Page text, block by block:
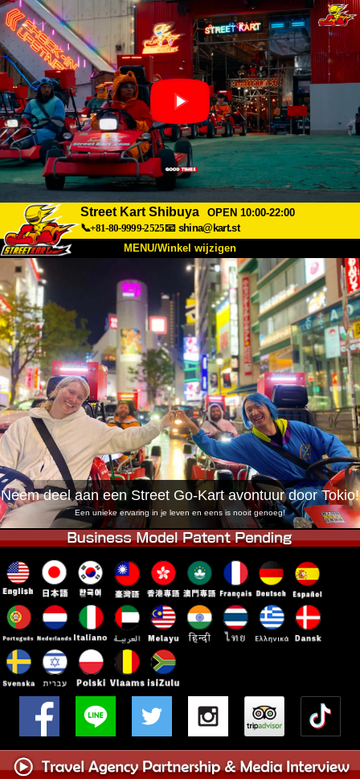
Street Kart Shibuya
OPEN 10:00-22:00
📞+81-80-9999-2525📧 shina@kart.st
MENU/Winkel wijzigen
TOP
Over Specificaties Prijzen
Toegang Ervaringen FAQ
Bedrijf Boekingen
Winkel wijzigen
Tokyo Shinagawa Tokyo Akihabara#1
Tokyo Akihabara#2 Tokyo Shibuya
Tokyo Shibuya Annex Tokyo Bay
Tokyo Asakusa Osaka
Okinawa
Neem deel aan een Street Go-Kart avontuur door Tokio!
Een unieke ervaring in je leven en eens is nooit genoeg!